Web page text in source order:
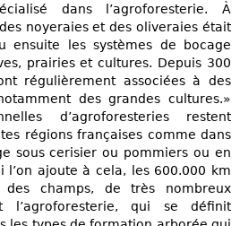
dans l’agroforesterie. À
noyeraies et des oliveraies était
les systèmes de bocage
prairies et cultures. Depuis 300
régulièrement associées à des
des grandes cultures.»
d’agroforesteries restent
régions françaises comme dans
sous cerisier ou pommiers ou en
l’on ajoute à cela, les 600.000 km
champs, de très nombreux
l’agroforesterie, qui se définit